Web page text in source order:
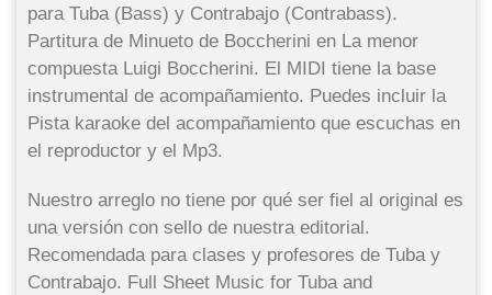
para Tuba (Bass) y Contrabajo (Contrabass).
Partitura de Minueto de Boccherini en La menor
compuesta Luigi Boccherini. El MIDI tiene la base
instrumental de acompañamiento. Puedes incluir la
Pista karaoke del acompañamiento que escuchas en
el reproductor y el Mp3.
Nuestro arreglo no tiene por qué ser fiel al original es
una versión con sello de nuestra editorial.
Recomendada para clases y profesores de Tuba y
Contrabajo. Full Sheet Music for Tuba and